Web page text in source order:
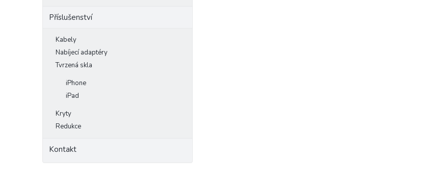
Příslušenství
Kabely
Nabíjecí adaptéry
Tvrzená skla
iPhone
iPad
Kryty
Redukce
Kontakt